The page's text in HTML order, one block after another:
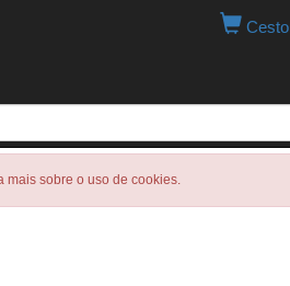
Cesto
mais sobre o uso de cookies.